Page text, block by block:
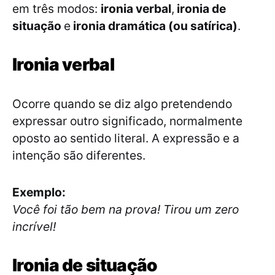
em três modos: ironia verbal, ironia de
situação e ironia dramática (ou satírica).
Ironia verbal
Ocorre quando se diz algo pretendendo
expressar outro significado, normalmente
oposto ao sentido literal. A expressão e a
intenção são diferentes.
Exemplo:
Você foi tão bem na prova! Tirou um zero
incrível!
Ironia de situação